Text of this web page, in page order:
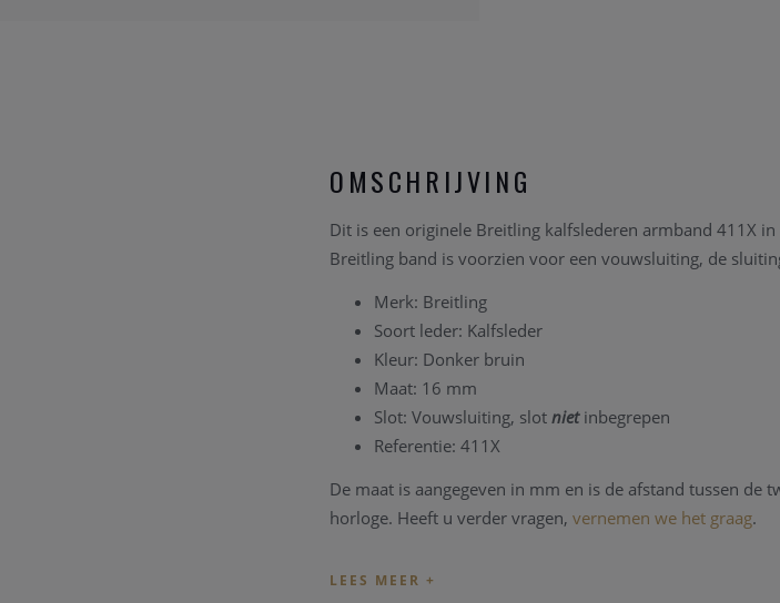
OMSCHRIJVING
Dit is een originele Breitling kalfslederen armband 411X
Breitling band is voorzien voor een vouwsluiting, de
Merk: Breitling
Soort leder: Kalfsleder
Kleur: Donker bruin
Maat: 16 mm
Slot: Vouwsluiting, slot nietinbegrepen
Referentie: 411X
De maat is aangegeven in mm en is de afstand tussen de
horloge. Heeft u verder vragen, vernemen we het graag.
Breitling band bestellen.